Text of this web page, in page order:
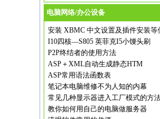
电脑网络/办公设备
安装 XBMC 中文设置及插件安装等
I10四核—S805 英菲克I5小馒头刷
P2P终结者的使用方法
ASP＋XML自动生成静态HTM
ASP常用语法函数表
笔记本电脑维修不为人知的内幕
常见几种显示器进入工厂模式的方
教你如何用自己的电脑做服务器